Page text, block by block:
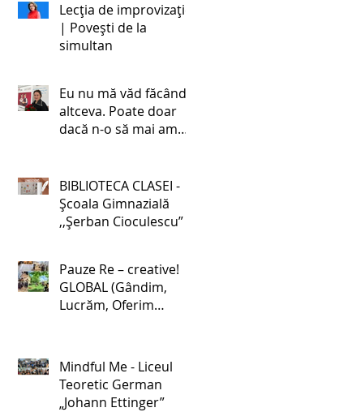
Lecția de improvizație
| Povești de la
simultan
Eu nu mă văd făcând
altceva. Poate doar
dacă n-o să mai am
simultan
BIBLIOTECA CLASEI -
Școala Gimnazială
,,Șerban Cioculescu”
Pauze Re – creative!
GLOBAL (Gândim,
Lucrăm, Oferim
pentru schimbare) -
Școala Gimnazială nr.
1 Lehliu-Gară
Mindful Me - Liceul
Teoretic German
„Johann Ettinger”